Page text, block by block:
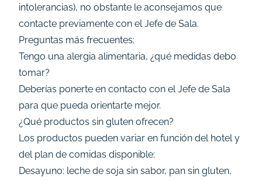
intolerancias), no obstante le aconsejamos que
contacte previamente con el Jefe de Sala.
Preguntas más frecuentes:
Tengo una alergia alimentaria, ¿qué medidas debo
tomar?
Deberías ponerte en contacto con el Jefe de Sala
para que pueda orientarte mejor.
¿Qué productos sin gluten ofrecen?
Los productos pueden variar en función del hotel y
del plan de comidas disponible:
Desayuno: leche de soja sin sabor, pan sin gluten,